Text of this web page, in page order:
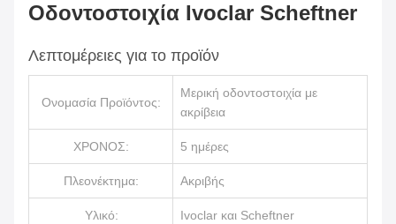
Οδοντοστοιχία Ivoclar Scheftner
Λεπτομέρειες για το προϊόν
Ονομασία Προϊόντος:
Μερική οδοντοστοιχία με
ακρίβεια
ΧΡΟΝΟΣ: 5 ημέρες
Πλεονέκτημα: Ακριβής
Υλικό: Ivoclar και Scheftner